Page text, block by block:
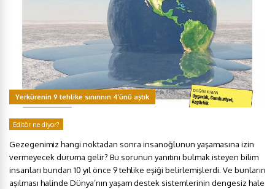
Yerkürenin 9 tehlike sınırının 4’ünü aştık
Editör ne diyor?
Gezegenimiz hangi noktadan sonra insanoğlunun yaşamasına izin
vermeyecek duruma gelir? Bu sorunun yanıtını bulmak isteyen bilim
insanları bundan 10 yıl önce 9 tehlike eşiği belirlemişlerdi. Ve bunların
aşılması halinde Dünya’nın yaşam destek sistemlerinin dengesiz hale